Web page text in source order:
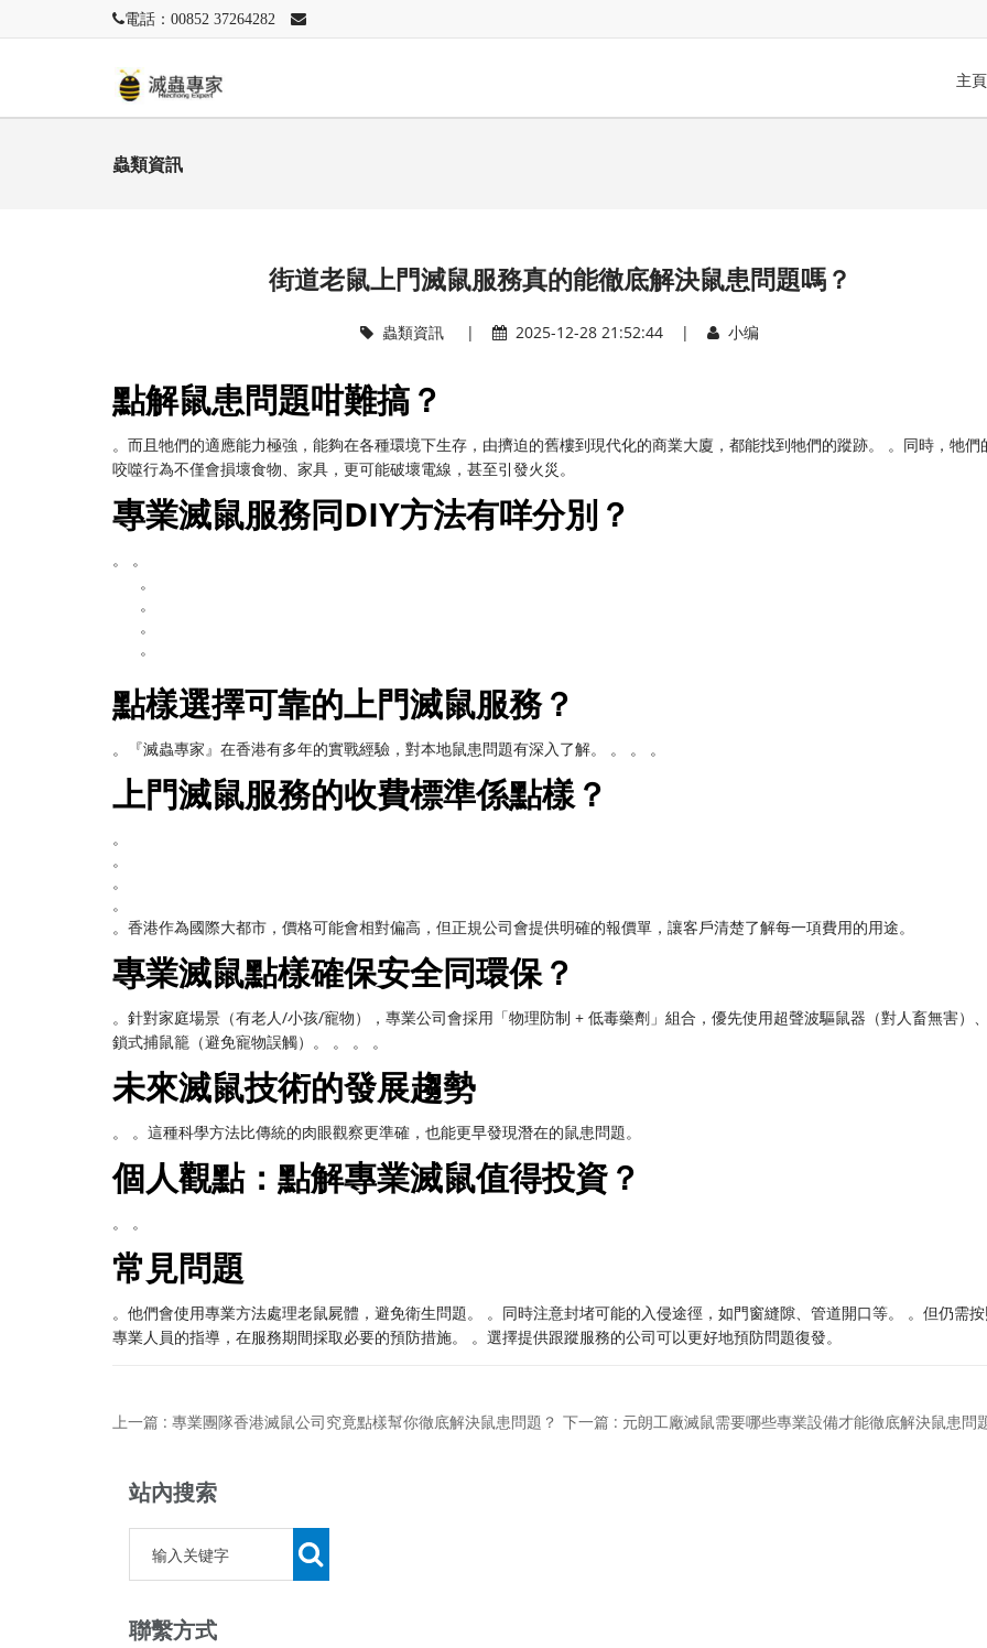
電話：00852 37264282
主頁
蟲類資訊
街道老鼠上門滅鼠服務真的能徹底解決鼠患問題嗎？
蟲類資訊 | 2025-12-28 21:52:44 | 小编
點解鼠患問題咁難搞？
。而且牠們的適應能力極強，能夠在各種環境下生存，由擠迫的舊樓到現代化的商業大廈，都能找到牠們的蹤跡。 。同時，牠們
咬噬行為不僅會損壞食物、家具，更可能破壞電線，甚至引發火災。
專業滅鼠服務同DIY方法有咩分別？
。 。
。
。
。
。
點樣選擇可靠的上門滅鼠服務？
。『滅蟲專家』在香港有多年的實戰經驗，對本地鼠患問題有深入了解。 。 。 。
上門滅鼠服務的收費標準係點樣？
。
。
。
。
。香港作為國際大都市，價格可能會相對偏高，但正規公司會提供明確的報價單，讓客戶清楚了解每一項費用的用途。
專業滅鼠點樣確保安全同環保？
。針對家庭場景（有老人/小孩/寵物），專業公司會採用「物理防制 + 低毒藥劑」組合，優先使用超聲波驅鼠器（對人畜無害）
鎖式捕鼠籠（避免寵物誤觸）。 。 。 。
未來滅鼠技術的發展趨勢
。 。這種科學方法比傳統的肉眼觀察更準確，也能更早發現潛在的鼠患問題。
個人觀點：點解專業滅鼠值得投資？
。 。
常見問題
。他們會使用專業方法處理老鼠屍體，避免衛生問題。 。同時注意封堵可能的入侵途徑，如門窗縫隙、管道開口等。 。但仍需
專業人員的指導，在服務期間採取必要的預防措施。 。選擇提供跟蹤服務的公司可以更好地預防問題復發。
上一篇 : 專業團隊香港滅鼠公司究竟點樣幫你徹底解決鼠患問題？ 下一篇 : 元朗工廠滅鼠需要哪些專業設備才能徹底解決鼠患問
站內搜索
聯繫方式